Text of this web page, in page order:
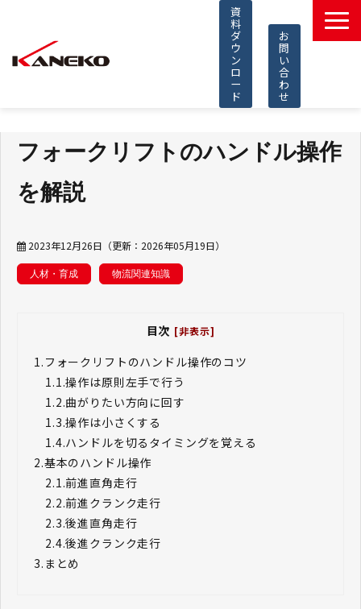
資
料
ダ
ウ
ン
ロ
ー
ド
お
問
い
合
わ
せ
導入事例
知的財産
採用情報
フォークリフトのハンドル操作
を解説
2023年12月26日 （更新： 2026年05月19日）
人材・育成 物流関連知識
目次 [非表示]
1. フォークリフトのハンドル操作のコツ
1.1.操作は原則左手で行う
1.2.曲がりたい方向に回す
1.3.操作は小さくする
1.4.ハンドルを切るタイミングを覚える
2.基本のハンドル操作
2.1.前進直角走行
2.2.前進クランク走行
2.3.後進直角走行
2.4.後進クランク走行
3. まとめ